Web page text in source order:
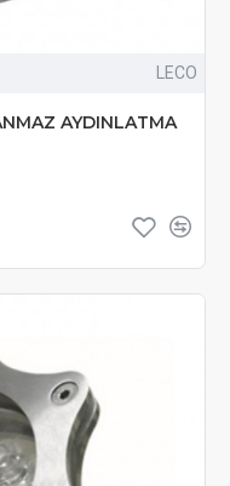
LECO
AYDINLATMA